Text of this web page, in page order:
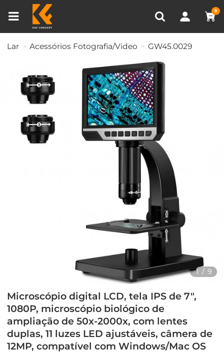
0
Comparar produtos (0)
Lar Acessórios Fotografia/Video GW45.0029
1 / 9
Microscópio digital LCD, tela IPS de 7",
1080P, microscópio biológico de
ampliação de 50x-2000x, com lentes
duplas, 11 luzes LED ajustáveis, câmera de
12MP, compatível com Windows/Mac OS